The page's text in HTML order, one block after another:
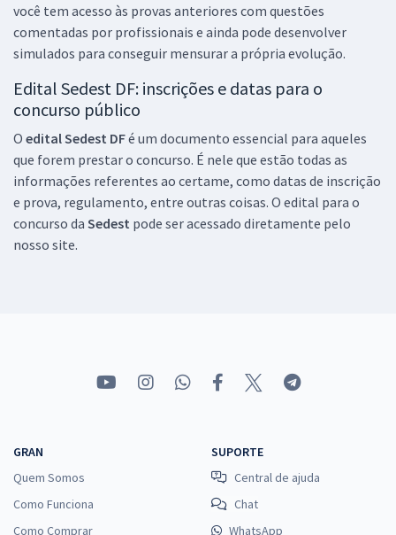
ou 12x de
28,66
Economize R$ 85,98 (-20%)
SEDES DF - Secretaria de Desenvolvimento Social do Distrito Federal
- Especialista em Desenvolvimento e Assistência Social - Nutrição
(Cargo 407) - Pós-edital
R$ 479,99à vista
SEDES DF - Secretaria de Desenvolvimento Social do Distrito Federal
- Técnico em Desenvolvimento e Assistência Social - Cuidador Social
33,33
Economize R$ 99,98 (-20%)
você tem acesso às provas anteriores com questões
comentadas por profissionais e ainda pode desenvolver
simulados para conseguir mensurar a própria evolução.
Edital Sedest DF: inscrições e datas para o
concurso público
O edital Sedest DFé um documento essencial para aqueles
que forem prestar o concurso. É nele que estão todas as
informações referentes ao certame, como datas de inscrição
e prova, regulamento, entre outras coisas. O edital para o
concurso da Sedest pode ser acessado diretamente pelo
nosso site.
GRAN
Quem Somos
Como Funciona
Como Comprar
SUPORTE
Central de ajuda
Chat
WhatsApp